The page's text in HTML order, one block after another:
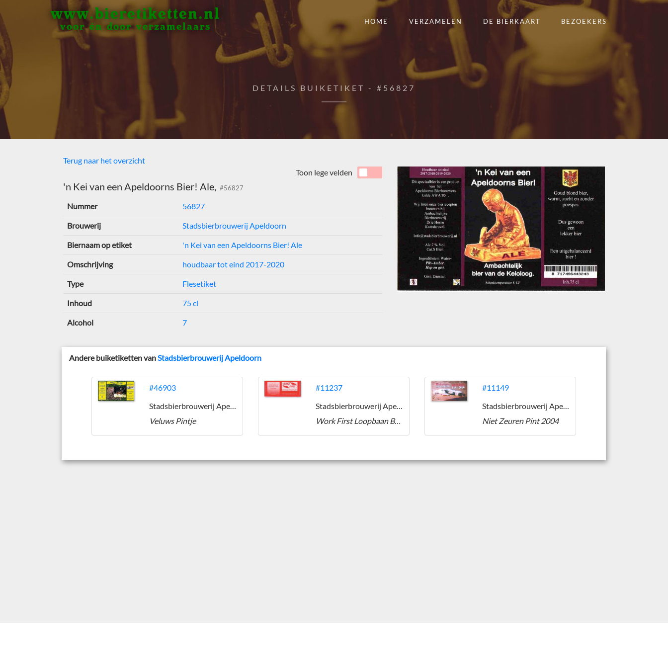
www.bieretiketten.nl
voor én door verzamelaars
HOME VERZAMELEN DE BIERKAART BEZOEKERS
DETAILS BUIKETIKET - #56827
Terug naar het overzicht
'n Kei van een Apeldoorns Bier! Ale, #56827
Toon lege velden
Nummer 56827
Brouwerij Stadsbierbrouwerij Apeldoorn
Biernaam op etiket 'n Kei van een Apeldoorns Bier! Ale
Omschrijving houdbaar tot eind 2017-2020
Type Flesetiket
Inhoud 75 cl
Alcohol 7
Andere buiketiketten vanStadsbierbrouwerij Apeldoorn
#46903
Stadsbierbrouwerij Apeldoorn
Veluws Pintje
#11237
Stadsbierbrouwerij Apeldoorn
Work First Loopbaan Begeleiding
#11149
Stadsbierbrouwerij Apeldoorn
Niet Zeuren Pint 2004